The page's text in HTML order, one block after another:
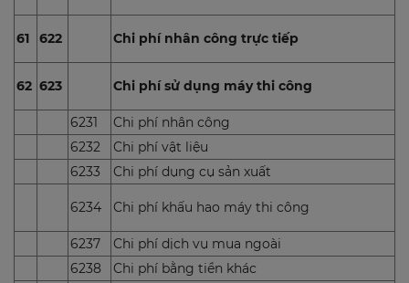
61 622 Chi phí nhân công trực tiếp
62 623 Chi phí sử dụng máy thi công
6231
Chi phí nhân công
6232
Chi phí vật liệu
6233
Chi phí dụng cụ sản xuất
6234 Chi phí khấu hao máy thi công
6237
Chi phí dịch vụ mua ngoài
6238
Chi phí bằng tiền khác